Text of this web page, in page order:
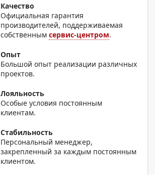
Качество
Официальная гарантия
производителей, поддерживаемая
собственнымсервис-центром.
Опыт
Большой опыт реализации различных
проектов.
Лояльность
Особые условия постоянным
клиентам.
Стабильность
Персональный менеджер,
закрепленный за каждым постоянным
клиентом.